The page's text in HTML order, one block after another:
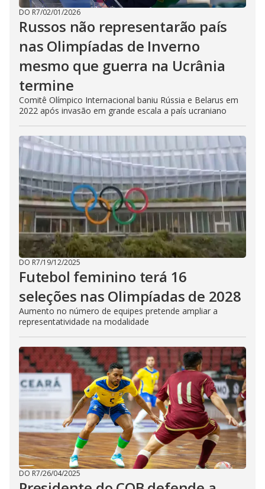
DO R7/02/01/2026
Russos não representarão país
nas Olimpíadas de Inverno
mesmo que guerra na Ucrânia
termine
Comitê Olímpico Internacional baniu Rússia e Belarus em
2022 após invasão em grande escala a país ucraniano
DO R7/19/12/2025
Futebol feminino terá 16
seleções nas Olimpíadas de 2028
Aumento no número de equipes pretende ampliar a
representatividade na modalidade
DO R7/26/04/2025